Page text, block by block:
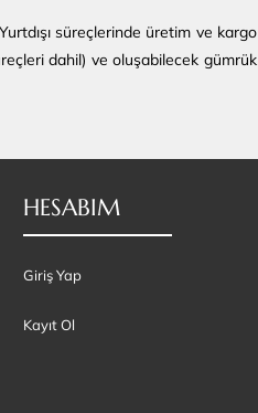
süreçlerinde üretim ve kargo
dahil) ve oluşabilecek gümrük
HESABIM
Giriş Yap
Kayıt Ol